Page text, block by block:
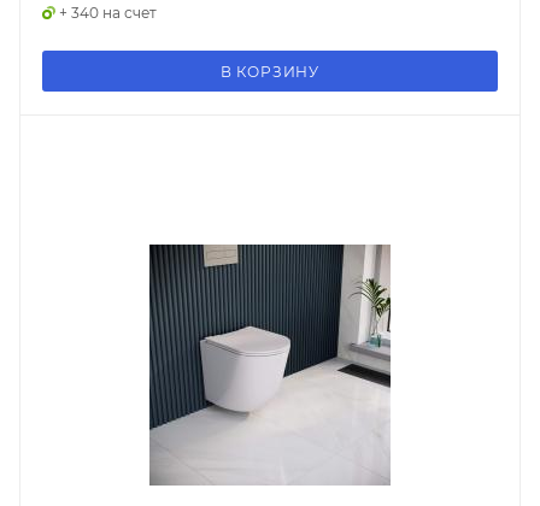
+ 340 на счет
В КОРЗИНУ